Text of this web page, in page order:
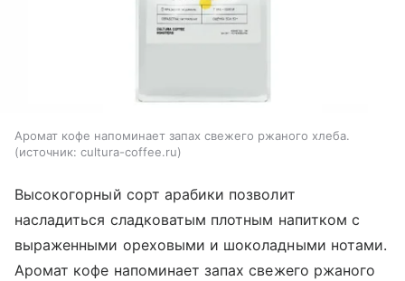
Аромат кофе напоминает запах свежего ржаного хлеба.
источник: cultura-coffee.ru
Высокогорный сорт арабики позволит
насладиться сладковатым плотным напитком с
выраженными ореховыми и шоколадными нотами.
Аромат кофе напоминает запах свежего ржаного